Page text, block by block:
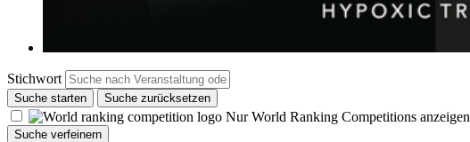
Stichwort
Suche starten Suche zurücksetzen
Nur World Ranking Competitions anzeigen
Suche verfeinern